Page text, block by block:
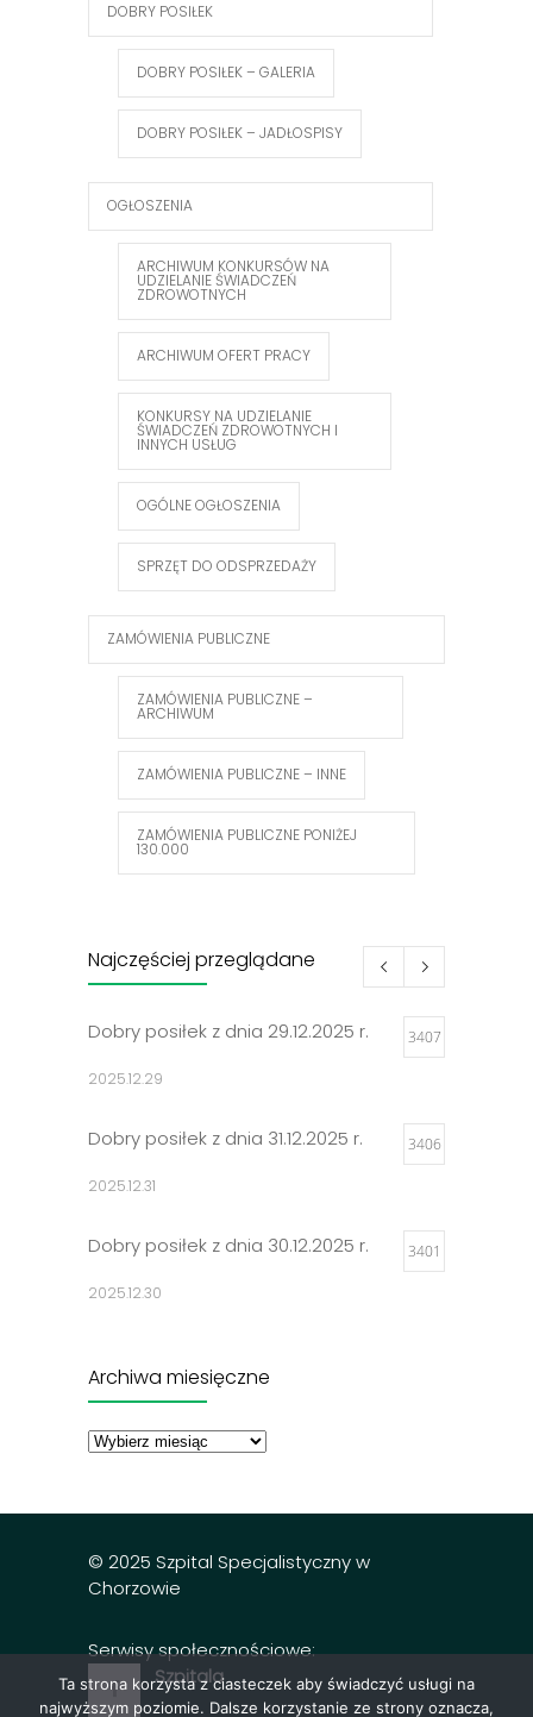
DOBRY POSIŁEK
DOBRY POSIŁEK – GALERIA
DOBRY POSIŁEK – JADŁOSPISY
OGŁOSZENIA
ARCHIWUM KONKURSÓW NA
UDZIELANIE ŚWIADCZEŃ
ZDROWOTNYCH
ARCHIWUM OFERT PRACY
KONKURSY NA UDZIELANIE
ŚWIADCZEŃ ZDROWOTNYCH I
INNYCH USŁUG
OGÓLNE OGŁOSZENIA
SPRZĘT DO ODSPRZEDAŻY
ZAMÓWIENIA PUBLICZNE
ZAMÓWIENIA PUBLICZNE –
ARCHIWUM
ZAMÓWIENIA PUBLICZNE – INNE
ZAMÓWIENIA PUBLICZNE PONIŻEJ
130.000
Najczęściej przeglądane
Dobry posiłek z dnia 29.12.2025 r. 3407
2025.12.29
Dobry posiłek z dnia 31.12.2025 r. 3406
2025.12.31
Dobry posiłek z dnia 30.12.2025 r. 3401
2025.12.30
2024.12.27
Dobry posiłek z dnia 23.12.2025 r.
Archiwa miesięczne
miesięczne
© 2025 Szpital Specjalistyczny w
Chorzowie
Serwisy społecznościowe:
Szpitala
Ta strona korzysta z ciasteczek aby świadczyć usługi na
najwyższym poziomie. Dalsze korzystanie ze strony oznacza,